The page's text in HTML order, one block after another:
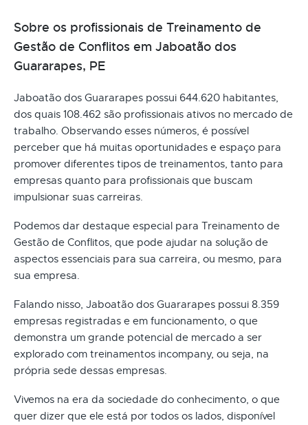
Sobre os profissionais de Treinamento de
Gestão de Conflitos em Jaboatão dos
Guararapes, PE
Jaboatão dos Guararapes possui 644.620 habitantes,
dos quais 108.462 são profissionais ativos no mercado de
trabalho. Observando esses números, é possível
perceber que há muitas oportunidades e espaço para
promover diferentes tipos de treinamentos, tanto para
empresas quanto para profissionais que buscam
impulsionar suas carreiras.
Podemos dar destaque especial para Treinamento de
Gestão de Conflitos, que pode ajudar na solução de
aspectos essenciais para sua carreira, ou mesmo, para
sua empresa.
Falando nisso, Jaboatão dos Guararapes possui 8.359
empresas registradas e em funcionamento, o que
demonstra um grande potencial de mercado a ser
explorado com treinamentos incompany, ou seja, na
própria sede dessas empresas.
Vivemos na era da sociedade do conhecimento, o que
quer dizer que ele está por todos os lados, disponível